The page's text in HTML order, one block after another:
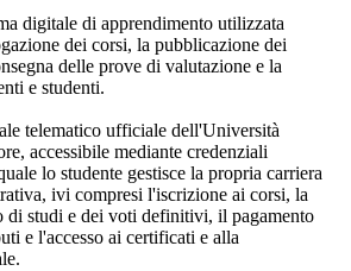
digitale di apprendimento utilizzata
dei corsi, la pubblicazione dei
delle prove di valutazione e la
e studenti.
telematico ufficiale dell'Università
accessibile mediante credenziali
lo studente gestisce la propria carriera
ivi compresi l'iscrizione ai corsi, la
di studi e dei voti definitivi, il pagamento
e l'accesso ai certificati e alla